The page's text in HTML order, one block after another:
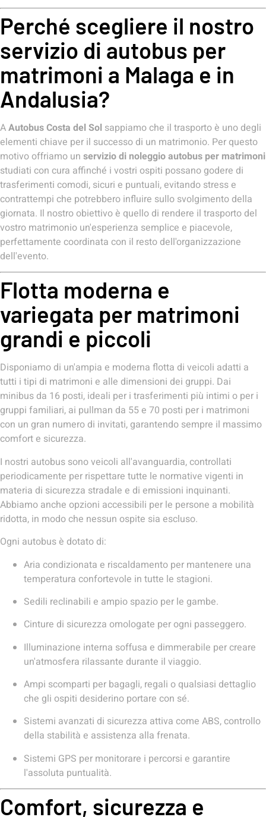
Perché scegliere il nostro
servizio di autobus per
matrimoni a Malaga e in
Andalusia?
AAutobus Costa del Sol sappiamo che il trasporto è uno degli
elementi chiave per il successo di un matrimonio. Per questo
motivo offriamo un servizio di noleggio autobus per matrimoni
studiati con cura affinché i vostri ospiti possano godere di
trasferimenti comodi, sicuri e puntuali, evitando stress e
contrattempi che potrebbero influire sullo svolgimento della
giornata. Il nostro obiettivo è quello di rendere il trasporto del
vostro matrimonio un'esperienza semplice e piacevole,
perfettamente coordinata con il resto dell'organizzazione
dell'evento.
Flotta moderna e
variegata per matrimoni
grandi e piccoli
Disponiamo di un'ampia e moderna flotta di veicoli adatti a
tutti i tipi di matrimoni e alle dimensioni dei gruppi. Dai
minibus da 16 posti, ideali per i trasferimenti più intimi o per i
gruppi familiari, ai pullman da 55 e 70 posti per i matrimoni
con un gran numero di invitati, garantendo sempre il massimo
comfort e sicurezza.
I nostri autobus sono veicoli all'avanguardia, controllati
periodicamente per rispettare tutte le normative vigenti in
materia di sicurezza stradale e di emissioni inquinanti.
Abbiamo anche opzioni accessibili per le persone a mobilità
ridotta, in modo che nessun ospite sia escluso.
Ogni autobus è dotato di:
Aria condizionata e riscaldamento per mantenere una
temperatura confortevole in tutte le stagioni.
Sedili reclinabili e ampio spazio per le gambe.
Cinture di sicurezza omologate per ogni passeggero.
Illuminazione interna soffusa e dimmerabile per creare
un'atmosfera rilassante durante il viaggio.
Ampi scomparti per bagagli, regali o qualsiasi dettaglio
che gli ospiti desiderino portare con sé.
Sistemi avanzati di sicurezza attiva come ABS, controllo
della stabilità e assistenza alla frenata.
Sistemi GPS per monitorare i percorsi e garantire
l'assoluta puntualità.
Comfort, sicurezza e